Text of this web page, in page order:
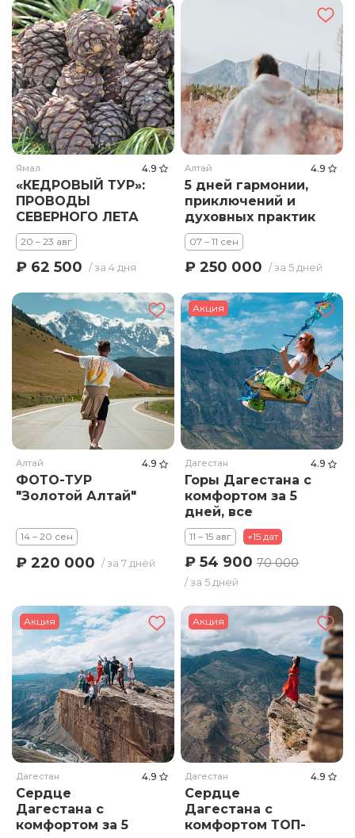
Ямал 4.9
«КЕДРОВЫЙ ТУР»:
ПРОВОДЫ
СЕВЕРНОГО ЛЕТА
20 – 23 авг
₽ 62 500 / за 4 дня
Алтай 4.9
5 дней гармонии,
приключений и
духовных практик
07 – 11 сен
₽ 250 000 / за 5 дней
Алтай 4.9
ФОТО-ТУР
"Золотой Алтай"
14 – 20 сен
₽ 220 000 / за 7 дней
Акция
Дагестан 4.9
Горы Дагестана с
комфортом за 5
дней, все
включено!
Нагорный
Дагестан +
Дербент
11 – 15 авг +15 дат
₽ 54 90070 000
/ за 5 дней
Акция
Дагестан 4.9
Сердце
Дагестана с
комфортом за 5
Акция
Дагестан 4.9
Сердце
Дагестана с
комфортом ТОП-